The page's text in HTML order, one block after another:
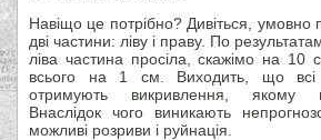
Навіщо це потрібно? Дивіться, умовно
дві частини: ліву і праву. По
ліва частина просіла, скажімо на 10
всього на 1 см. Виходить, що всі
отримують викривлення, якому
Внаслідок чого виникають
можливі розриви і руйнація.